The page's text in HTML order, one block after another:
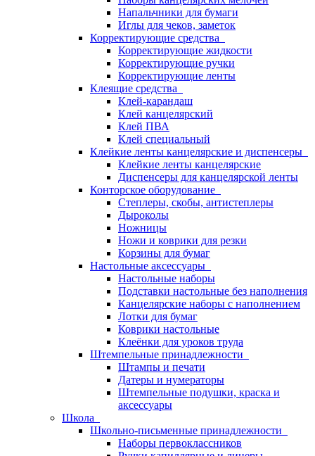
Напальчники для бумаги
Иглы для чеков, заметок
Корректирующие средства
Корректирующие жидкости
Корректирующие ручки
Корректирующие ленты
Клеящие средства
Клей-карандаш
Клей канцелярский
Клей ПВА
Клей специальный
Клейкие ленты канцелярские и диспенсеры
Клейкие ленты канцелярские
Диспенсеры для канцелярской ленты
Конторское оборудование
Степлеры, скобы, антистеплеры
Дыроколы
Ножницы
Ножи и коврики для резки
Корзины для бумаг
Настольные аксессуары
Настольные наборы
Подставки настольные без наполнения
Канцелярские наборы с наполнением
Лотки для бумаг
Коврики настольные
Клеёнки для уроков труда
Штемпельные принадлежности
Штампы и печати
Датеры и нумераторы
Штемпельные подушки, краска и
аксессуары
Школа
Школьно-письменные принадлежности
Наборы первоклассников